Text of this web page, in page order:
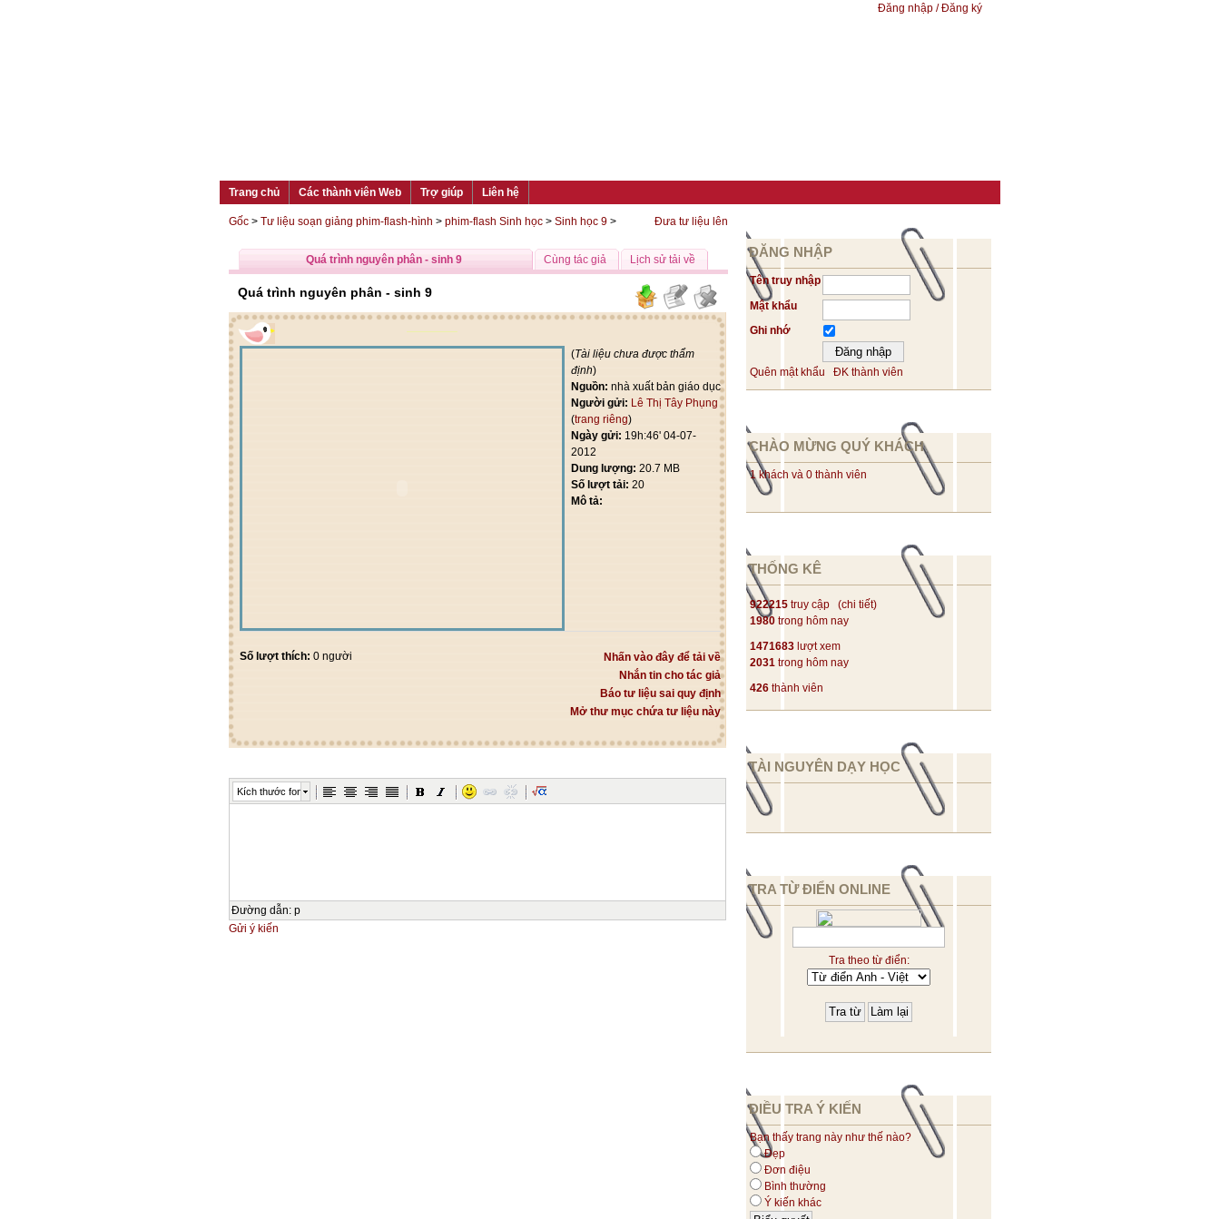
Đăng nhập / Đăng ký
Trang chủ Các thành viên Web Trợ giúp Liên hệ
ĐĂNG NHẬP
Tên truy nhập
Mật khẩu
Ghi nhớ
Quên mật khẩu ĐK thành viên
CHÀO MỪNG QUÝ KHÁCH
1 khách và 0 thành viên
THỐNG KÊ
922215 truy cập (chi tiết)
1980 trong hôm nay
1471683 lượt xem
2031 trong hôm nay
426 thành viên
TÀI NGUYÊN DẠY HỌC
TRA TỪ ĐIỂN ONLINE
Tra theo từ điển:
ĐIỀU TRA Ý KIẾN
Bạn thấy trang này như thế nào?
Đẹp
Đơn điệu
Bình thường
Ý kiến khác
Đưa tư liệu lên
Gốc > Tư liệu soạn giảng phim-flash-hình > phim-flash Sinh học > Sinh học 9 >
Quá trình nguyên phân - sinh 9 Cùng tác giả Lịch sử tải về
Quá trình nguyên phân - sinh 9
(Tài liệu chưa được thẩm
định)
Nguồn: nhà xuất bản giáo dục
Người gửi: Lê Thị Tây Phụng
(trang riêng)
Ngày gửi: 19h:46' 04-07-
2012
Dung lượng: 20.7 MB
Số lượt tải: 20
Mô tả:
Nhấn vào đây để tải về
Nhắn tin cho tác giả
Báo tư liệu sai quy định
Mở thư mục chứa tư liệu này
Số lượt thích: 0 người
Kích thước font
Đường dẫn: p
Gửi ý kiến